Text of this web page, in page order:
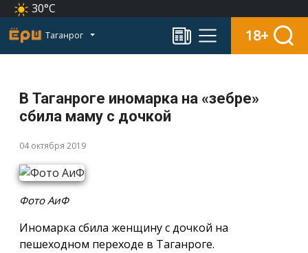
30°C
Таганрог 18+
В Таганроге иномарка на «зебре»
сбила маму с дочкой
04 октября 2019
Фото АиФ
Иномарка сбила женщину с дочкой на
пешеходном переходе в Таганроге.